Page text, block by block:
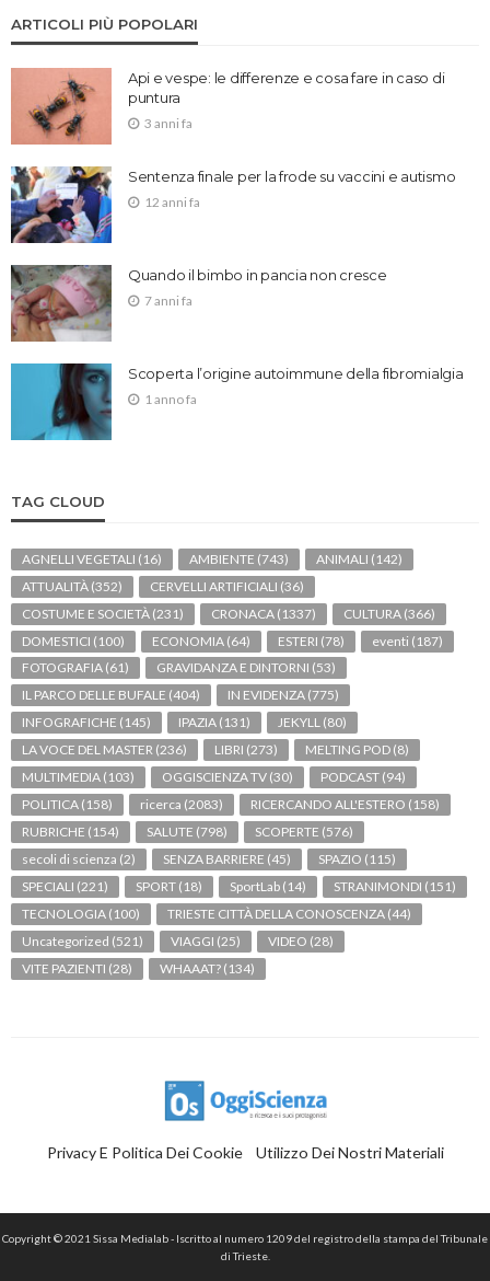
ARTICOLI PIÙ POPOLARI
Api e vespe: le differenze e cosa fare in caso di
puntura
3 anni fa
Sentenza finale per la frode su vaccini e autismo
12 anni fa
Quando il bimbo in pancia non cresce
7 anni fa
Scoperta l’origine autoimmune della fibromialgia
1 anno fa
TAG CLOUD
AGNELLI VEGETALI (16) AMBIENTE (743) ANIMALI (142)
ATTUALITÀ (352) CERVELLI ARTIFICIALI (36)
COSTUME E SOCIETÀ (231) CRONACA (1337) CULTURA (366)
DOMESTICI (100) ECONOMIA (64) ESTERI (78) eventi (187)
FOTOGRAFIA (61) GRAVIDANZA E DINTORNI (53)
IL PARCO DELLE BUFALE (404) IN EVIDENZA (775)
INFOGRAFICHE (145) IPAZIA (131) JEKYLL (80)
LA VOCE DEL MASTER (236) LIBRI (273) MELTING POD (8)
MULTIMEDIA (103) OGGISCIENZA TV (30) PODCAST (94)
POLITICA (158) ricerca (2083) RICERCANDO ALL'ESTERO (158)
RUBRICHE (154) SALUTE (798) SCOPERTE (576)
secoli di scienza (2) SENZA BARRIERE (45) SPAZIO (115)
SPECIALI (221) SPORT (18) SportLab (14) STRANIMONDI (151)
TECNOLOGIA (100) TRIESTE CITTÀ DELLA CONOSCENZA (44)
Uncategorized (521) VIAGGI (25) VIDEO (28)
VITE PAZIENTI (28) WHAAAT? (134)
Privacy E Politica Dei Cookie Utilizzo Dei Nostri Materiali
Copyright © 2021 Sissa Medialab - Iscritto al numero 1209 del registro della stampa del Tribunale
di Trieste.